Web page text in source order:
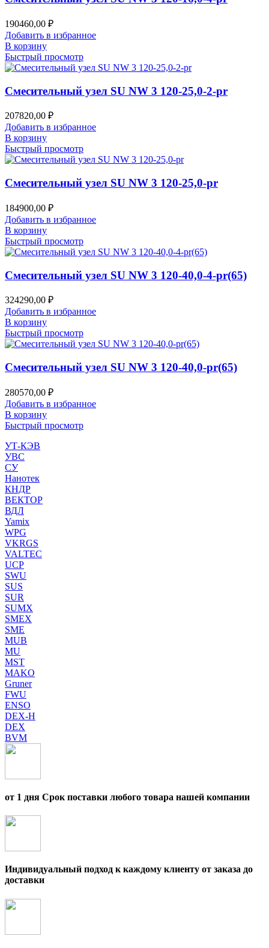
190460,00 ₽
Добавить в избранное
В корзину
Быстрый просмотр
Смесительный узел SU NW 3 120-25,0-2-pr
207820,00 ₽
Добавить в избранное
В корзину
Быстрый просмотр
Смесительный узел SU NW 3 120-25,0-pr
184900,00 ₽
Добавить в избранное
В корзину
Быстрый просмотр
Смесительный узел SU NW 3 120-40,0-4-pr(65)
324290,00 ₽
Добавить в избранное
В корзину
Быстрый просмотр
Смесительный узел SU NW 3 120-40,0-pr(65)
280570,00 ₽
Добавить в избранное
В корзину
Быстрый просмотр
УТ-КЭВ
УВС
СУ
Нанотек
КНДР
ВЕКТОР
ВДЛ
Yamix
WPG
VKRGS
VALTEC
UCP
SWU
SUS
SUR
SUMX
SMEX
SME
MUB
MU
MST
MAKO
Gruner
FWU
ENSO
DEX-H
DEX
BVM
от 1 дня Срок поставки любого товара нашей компании
Индивидуальный подход к каждому клиенту от заказа до
доставки